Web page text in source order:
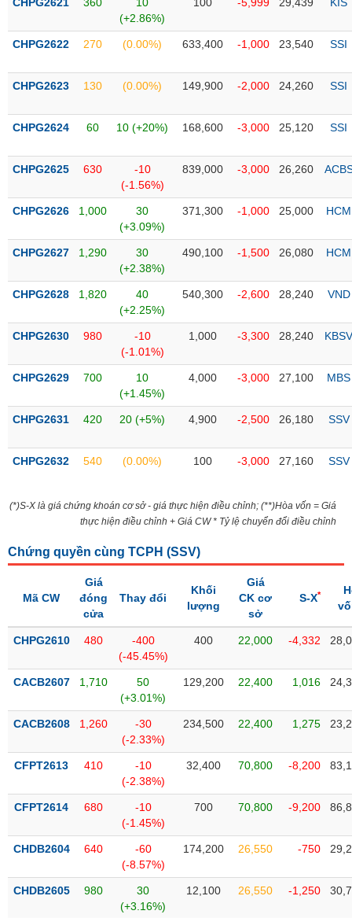
Tâm
thị
trường
(+2.86%)
CHPG2622 270 (0.00%) 633,400 -1,000 23,540 SSI
CHPG2623 130 (0.00%) 149,900 -2,000 24,260 SSI
CHPG2624 60 10 (+20%) 168,600 -3,000 25,120 SSI
CHPG2625 630
-10
(-1.56%)
839,000 -3,000 26,260
CHPG2626 1,000
30
(+3.09%)
371,300 -1,000 25,000 HCM
CHPG2627 1,290
30
(+2.38%)
490,100 -1,500 26,080 HCM
CHPG2628 1,820
40
(+2.25%)
540,300 -2,600 28,240 VND
CHPG2630 980
-10
(-1.01%)
1,000 -3,300 28,240 KBSV
CHPG2629 700
10
(+1.45%)
4,000 -3,000 27,100 MBS
CHPG2631 420 20 (+5%) 4,900 -2,500 26,180 SSV
CHPG2632 540 (0.00%) 100 -3,000 27,160 SSV
(*)S-X là giá chứng khoán cơ sở - giá thực hiện điều chỉnh; (**)Hòa vốn = Giá
thực hiện điều chỉnh + Giá CW * Tỷ lệ chuyển đổi điều chỉnh
Chứng quyền cùng TCPH (SSV)
Mã CW
Giá
đóng
cửa
Thay đổi
Khối
lượng
Giá
CK cơ
sở
S-X*
CHPG2610 480
-400
(-45.45%)
400 22,000 -4,332
CACB2607 1,710
50
(+3.01%)
129,200 22,400 1,016
CACB2608 1,260
-30
(-2.33%)
234,500 22,400 1,275
CFPT2613 410
-10
(-2.38%)
32,400 70,800 -8,200
CFPT2614 680
-10
(-1.45%)
700 70,800 -9,200
CHDB2604 640
-60
(-8.57%)
174,200 26,550 -750
CHDB2605 980
30
(+3.16%)
12,100 26,550 -1,250
DÙNG
THIẾT
YẾU
TIÊU
THIẾT
YẾU
CHĂM
SỨC
TÀI
CÔNG
THÔNG
VỤ
TRUYỀN
ÍCH